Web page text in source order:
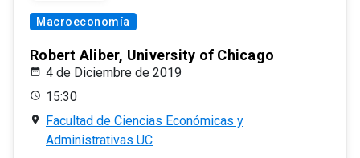
Macroeconomía
Robert Aliber, University of Chicago
4 de Diciembre de 2019
15:30
Facultad de Ciencias Económicas y
Administrativas UC